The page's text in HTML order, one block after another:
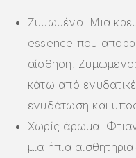
Ζυμωμένο: Μια
essence που
αίσθηση.
κάτω από
ενυδάτωση και
Χωρίς άρωμα:
μια ήπια